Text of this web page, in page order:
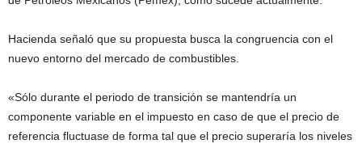
Hacienda señaló que su propuesta busca la congruencia con el
nuevo entorno del mercado de combustibles.
«Sólo durante el periodo de transición se mantendría un
componente variable en el impuesto en caso de que el precio de
referencia fluctuase de forma tal que el precio superaría los niveles